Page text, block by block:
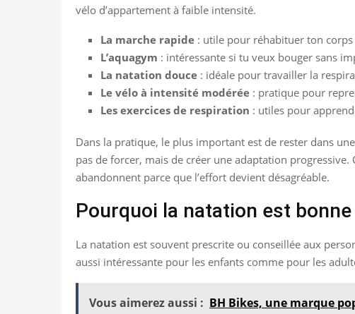
vélo d’appartement à faible intensité.
La marche rapide : utile pour réhabituer ton corps
L’aquagym : intéressante si tu veux bouger sans
La natation douce : idéale pour travailler la
Le vélo à intensité modérée : pratique pour
Les exercices de respiration : utiles pour
Dans la pratique, le plus important est de rester dans
pas de forcer, mais de créer une adaptation
abandonnent parce que l’effort devient désagréable.
Pourquoi la natation est
La natation est souvent prescrite ou conseillée aux
aussi intéressante pour les enfants comme pour les
Vous aimerez aussi : BH Bikes, une marque